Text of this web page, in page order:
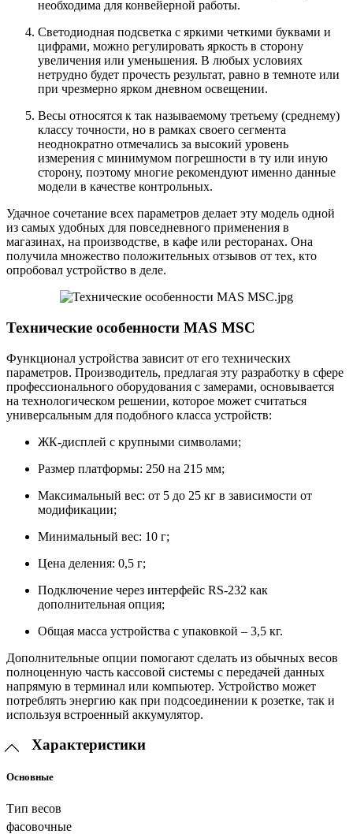
необходима для конвейерной работы.
Светодиодная подсветка с яркими четкими буквами и
цифрами, можно регулировать яркость в сторону
увеличения или уменьшения. В любых условиях
нетрудно будет прочесть результат, равно в темноте или
при чрезмерно ярком дневном освещении.
Весы относятся к так называемому третьему (среднему)
классу точности, но в рамках своего сегмента
неоднократно отмечались за высокий уровень
измерения с минимумом погрешности в ту или иную
сторону, поэтому многие рекомендуют именно данные
модели в качестве контрольных.
Удачное сочетание всех параметров делает эту модель одной
из самых удобных для повседневного применения в
магазинах, на производстве, в кафе или ресторанах. Она
получила множество положительных отзывов от тех, кто
опробовал устройство в деле.
Технические особенности MAS MSC
Функционал устройства зависит от его технических
параметров. Производитель, предлагая эту разработку в сфере
профессионального оборудования с замерами, основывается
на технологическом решении, которое может считаться
универсальным для подобного класса устройств:
ЖК-дисплей с крупными символами;
Размер платформы: 250 на 215 мм;
Максимальный вес: от 5 до 25 кг в зависимости от
модификации;
Минимальный вес: 10 г;
Цена деления: 0,5 г;
Подключение через интерфейс RS-232 как
дополнительная опция;
Общая масса устройства с упаковкой – 3,5 кг.
Дополнительные опции помогают сделать из обычных весов
полноценную часть кассовой системы с передачей данных
напрямую в терминал или компьютер. Устройство может
потреблять энергию как при подсоединении к розетке, так и
используя встроенный аккумулятор.
Характеристики
Основные
Тип весов
фасовочные